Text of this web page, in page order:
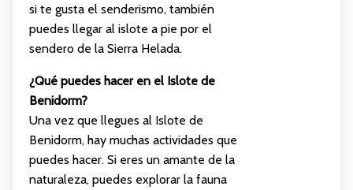
si te gusta el senderismo, también
puedes llegar al islote a pie por el
sendero de la Sierra Helada.
¿Qué puedes hacer en el Islote de
Benidorm?
Una vez que llegues al Islote de
Benidorm, hay muchas actividades que
puedes hacer. Si eres un amante de la
naturaleza, puedes explorar la fauna